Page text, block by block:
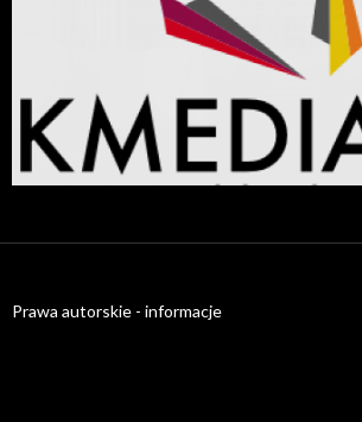
radiatory.com.pl
Prawa autorskie - informacje